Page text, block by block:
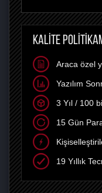
KALİTE
Araca özel
Yazılım
3 Yıl / 100
15 Gün
19 Yıllık